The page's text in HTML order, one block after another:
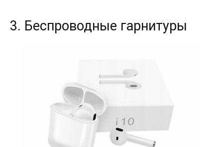
3. Беспроводные гарнитуры